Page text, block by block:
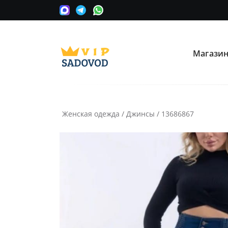
О нас Магазин
Женская одежда / Джинсы / 13686867